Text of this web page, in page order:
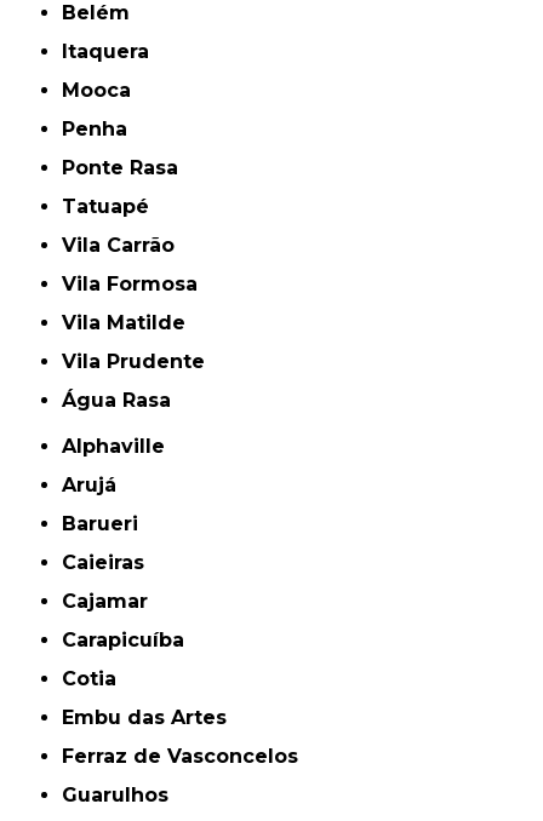
Belém
Itaquera
Mooca
Penha
Ponte Rasa
Tatuapé
Vila Carrão
Vila Formosa
Vila Matilde
Vila Prudente
Água Rasa
Alphaville
Arujá
Barueri
Caieiras
Cajamar
Carapicuíba
Cotia
Embu das Artes
Ferraz de Vasconcelos
Guarulhos